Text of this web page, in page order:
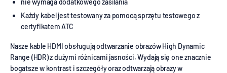
nie wymaga dodatkowego zasilania
Każdy kabel jest testowany za pomocą sprzętu testowego z
certyfikatem ATC
Nasze kable HDMI obsługują odtwarzanie obrazów High Dynamic
Range (HDR) z dużymi różnicami jasności. Wydają się one znacznie
bogatsze w kontrast i szczegóły oraz odtwarzają obrazy w